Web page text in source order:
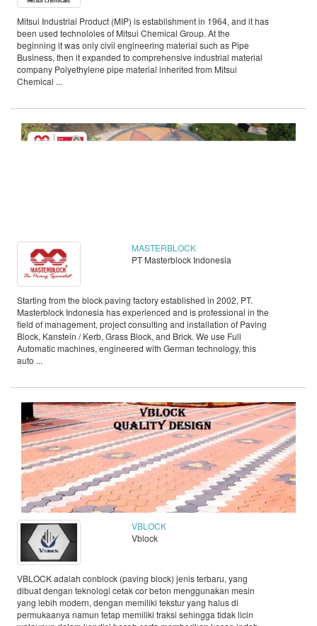
Mitsui Industrial Product (MIP) is establishment in 1964, and it has
been used technoloies of Mitsui Chemical Group. At the
beginning it was only civil engineering material such as Pipe
Business, then it expanded to comprehensive industrial material
company Polyethylene pipe material inherited from Mitsui
Chemical ...
MASTERBLOCK
PT Masterblock Indonesia
Starting from the block paving factory established in 2002, PT.
Masterblock Indonesia has experienced and is professional in the
field of management, project consulting and installation of Paving
Block, Kanstein / Kerb, Grass Block, and Brick. We use Full
Automatic machines, engineered with German technology, this
auto ...
VBLOCK
Vblock
VBLOCK adalah conblock (paving block) jenis terbaru, yang
dibuat dengan teknologi cetak cor beton menggunakan mesin
yang lebih modern, dengan memiliki tekstur yang halus di
permukaanya namun tetap memiliki traksi sehingga tidak licin